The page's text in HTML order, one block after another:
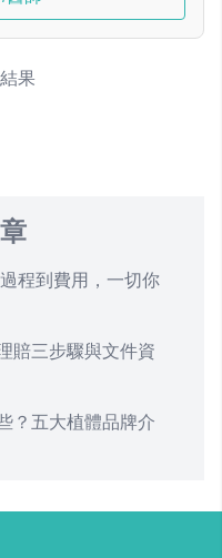
果
程到費用，一切你
賠三步驟與文件資
？五大植體品牌介